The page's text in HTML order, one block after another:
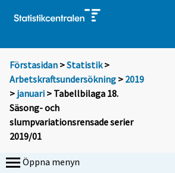
Förstasidan >Statistik >
Arbetskraftsundersökning > 2019
> januari > Tabellbilaga 18.
Säsong- och
slumpvariationsrensade serier
2019/01
Öppna menyn